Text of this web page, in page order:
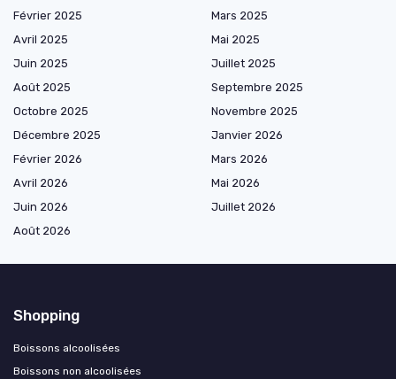
Février 2025
Mars 2025
Avril 2025
Mai 2025
Juin 2025
Juillet 2025
Août 2025
Septembre 2025
Octobre 2025
Novembre 2025
Décembre 2025
Janvier 2026
Février 2026
Mars 2026
Avril 2026
Mai 2026
Juin 2026
Juillet 2026
Août 2026
Shopping
Boissons alcoolisées
Boissons non alcoolisées